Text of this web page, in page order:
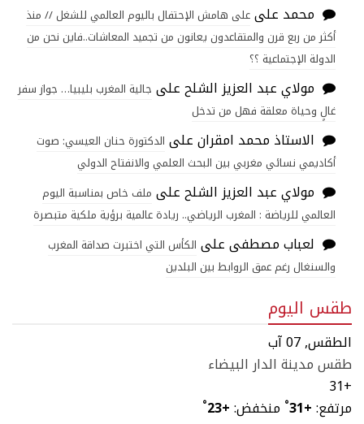
محمد على على هامش الإحتفال باليوم العالمي للشغل // منذ
أكثر من ربع قرن والمتقاعدون يعانون من تجميد المعاشات..فاين نحن من
الدولة الإجتماعية ؟؟
مولاي عبد العزيز الشلحعلى جالية المغرب بليبيا… جواز سفر
غالٍ وحياة معلقة فهل من تدخل
الاستاذ محمد امقرانعلى الدكتورة حنان العيسي: صوت
أكاديمي نسائي مغربي بين البحث العلمي والانفتاح الدولي
مولاي عبد العزيز الشلحعلى ملف خاص بمناسبة اليوم
العالمي للرياضة : المغرب الرياضي.. ريادة عالمية برؤية ملكية متبصرة
لعباب مصطفىعلى الكأس التي اختبرت صداقة المغرب
والسنغال رغم عمق الروابط بين البلدين
طقس اليوم
الطقس, 07 آب
طقس مدينة الدار البيضاء
+
31
مرتفع:+
31
° منخفض:+
23
°